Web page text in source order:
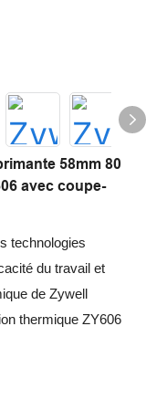
58mm 80
avec coupe-
technologies
du travail et
de Zywell
thermique ZY606